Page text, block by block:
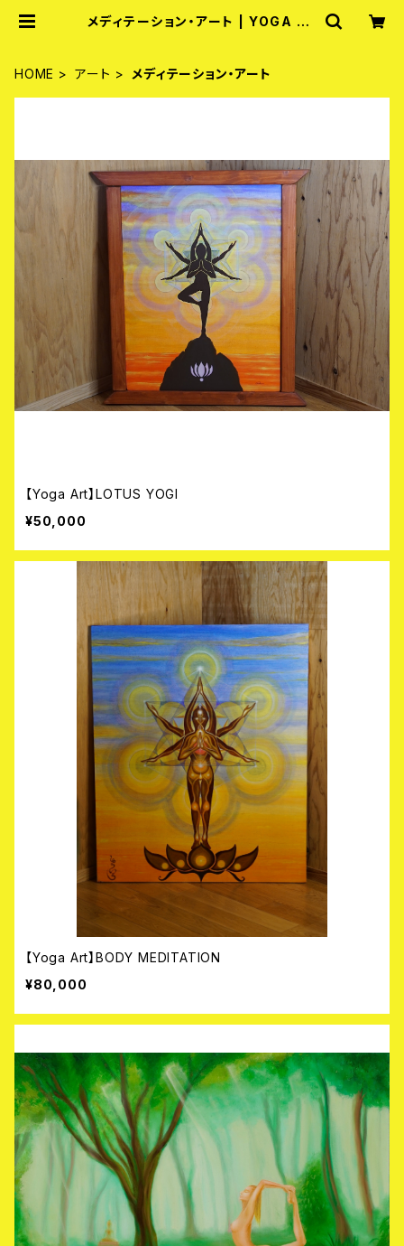
メディテーション・アート | YOGA TA
HOME アート メディテーション・アート
【Yoga Art】LOTUS YOGI
¥50,000
【Yoga Art】BODY MEDITATION
¥80,000